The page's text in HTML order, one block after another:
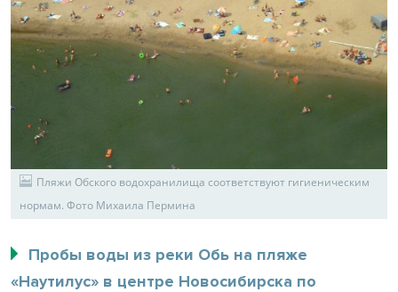
Пляжи Обского водохранилища соответствуют гигиеническим
нормам. Фото Михаила Пермина
Пробы воды из реки Обь на пляже
«Наутилус» в центре Новосибирска по